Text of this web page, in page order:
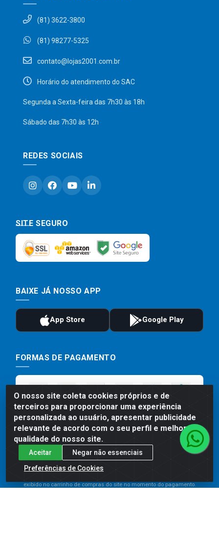
O nosso site coleta cookies próprios e de
terceiros para proporcionar uma experiência
personalizada ao usuário, apresentar publicidade
relevante de acordo com o seu perfil e melhorar a
qualidade do nosso site.
Aceitar
Negar não essenciais
Preferências de Cookies
(81) 3622-3800
(81) 98277-5325
contato@lojas2001.com.br
Horário do atendimento do SAC
Segunda a Sexta-feira das 7h30 às 18h
Sábado das 7h30 às 12h
REDES SOCIAIS
SITE SEGURO
BAIXE JÁ NOSSO APP
FORMAS DE PAGAMENTO
Preços, promoções, condições de pagamento e frete são válidos
para compras realizadas exclusivamente pelo site. Caso haja
exibido no carrinho de compras do site no momento do pagamento.